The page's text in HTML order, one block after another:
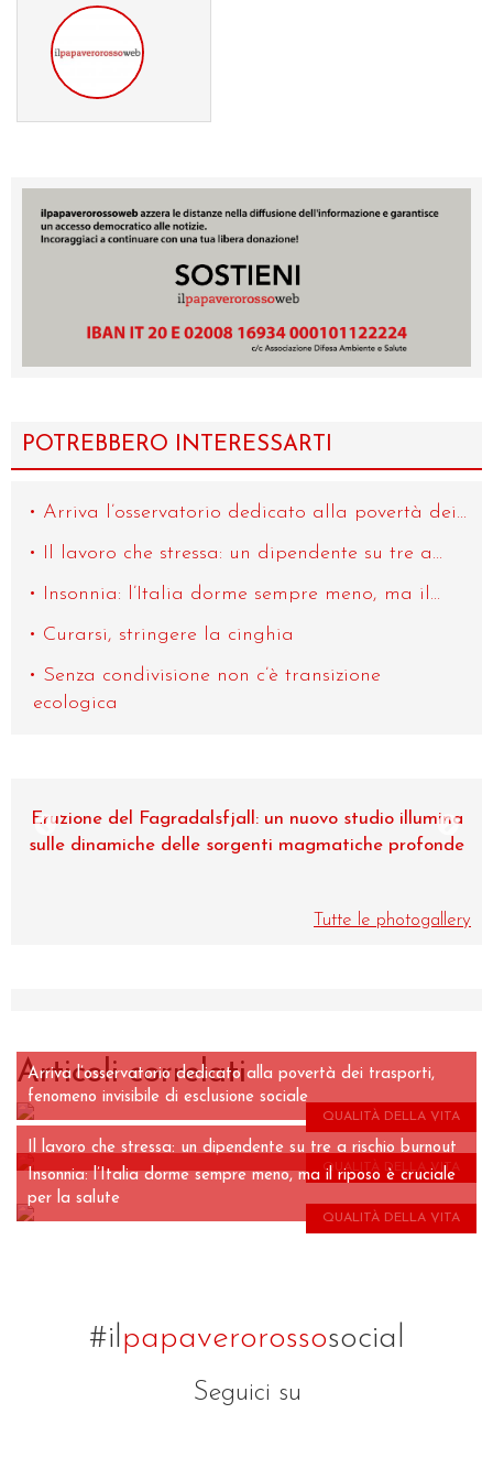
POTREBBERO INTERESSARTI
Arriva l’osservatorio dedicato alla povertà dei...
Il lavoro che stressa: un dipendente su tre a...
Insonnia: l’Italia dorme sempre meno, ma il...
Curarsi, stringere la cinghia
Senza condivisione non c’è transizione
ecologica
Eruzione del Fagradalsfjall: un nuovo studio illumina
sulle dinamiche delle sorgenti magmatiche profonde
Tutte le photogallery
Articoli correlati
QUALITÀ DELLA VITA
Arriva l’osservatorio dedicato alla povertà dei trasporti,
fenomeno invisibile di esclusione sociale
QUALITÀ DELLA VITA
Il lavoro che stressa: un dipendente su tre a rischio burnout
QUALITÀ DELLA VITA
Insonnia: l’Italia dorme sempre meno, ma il riposo è cruciale
per la salute
#ilpapaverorossosocial
Seguici su